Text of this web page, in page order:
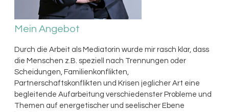
Mein Angebot
Durch die Arbeit als Mediatorin wurde mir rasch klar, dass
die Menschen z.B. speziell nach Trennungen oder
Scheidungen, Familienkonflikten,
Partnerschaftskonflikten und Krisen jeglicher Art eine
begleitende Aufarbeitung verschiedenster Probleme und
Themen auf energetischer und seelischer Ebene